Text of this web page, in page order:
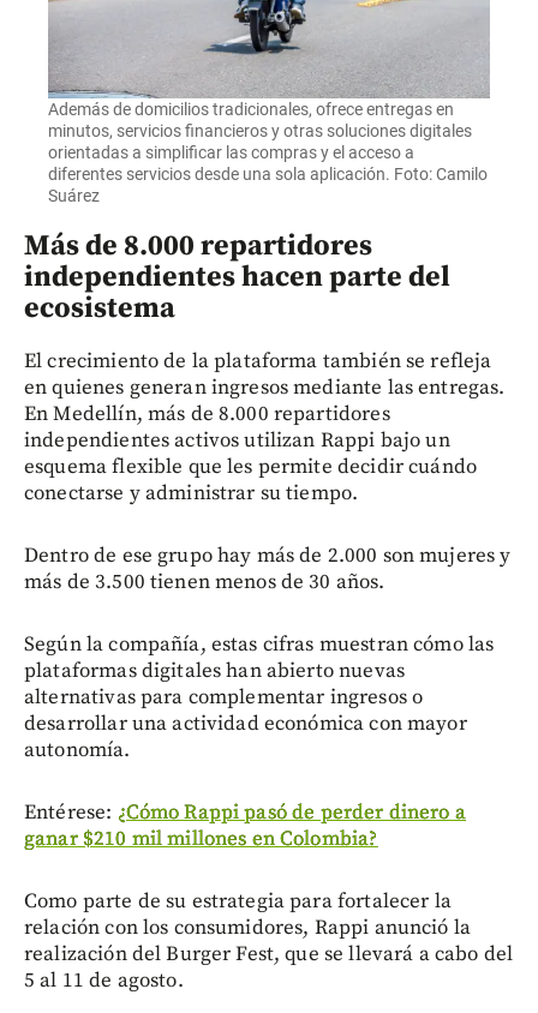
Además de domicilios tradicionales, ofrece entregas en
minutos, servicios financieros y otras soluciones digitales
orientadas a simplificar las compras y el acceso a
diferentes servicios desde una sola aplicación. Foto: Camilo
Suárez
Más de 8.000 repartidores
independientes hacen parte del
ecosistema
El crecimiento de la plataforma también se refleja
en quienes generan ingresos mediante las entregas.
En Medellín, más de 8.000 repartidores
independientes activos utilizan Rappi bajo un
esquema flexible que les permite decidir cuándo
conectarse y administrar su tiempo.
Dentro de ese grupo hay más de 2.000 son mujeres y
más de 3.500 tienen menos de 30 años.
Según la compañía, estas cifras muestran cómo las
plataformas digitales han abierto nuevas
alternativas para complementar ingresos o
desarrollar una actividad económica con mayor
autonomía.
Entérese: ¿Cómo Rappi pasó de perder dinero a
ganar $210 mil millones en Colombia?
Como parte de su estrategia para fortalecer la
relación con los consumidores, Rappi anunció la
realización del Burger Fest, que se llevará a cabo del
5 al 11 de agosto.